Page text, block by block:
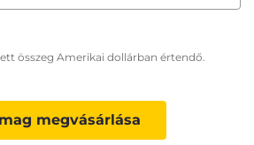
összeg Amerikai dollárban értendő.
megvásárlása